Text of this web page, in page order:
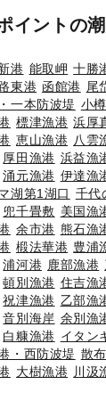
イントの
港 能取岬 十勝
東港 函館港 尾
一本防波堤 小
標津漁港 浜厚
恵山漁港 八雲
厚田漁港 浜益漁
涌元漁港 伊達漁
湖第1湖口 千代
兜千畳敷 美国漁
余市港 熊石漁
椴法華港 豊浦
浦河港 鹿部漁港
頓別漁港 住吉漁
祝津漁港 乙部漁
音別海岸 余別漁
白糠漁港 イタン
・西防波堤 散
大樹漁港 川汲